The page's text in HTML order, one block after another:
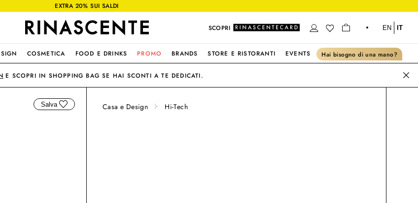
EXTRA 20% SUI SALDI
SCOPRI EN IT
COSMETICA FOOD E DRINKS PROMO BRANDS STORE E RISTORANTI EVENTS Hai bisogno di una mano?
E SCOPRI IN SHOPPING BAG SE HAI SCONTI A TE DEDICATI.
Salva Casa e Design Hi-Tech